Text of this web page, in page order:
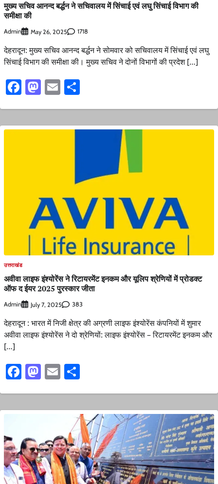
मुख्य सचिव आनन्द बर्द्धन ने सचिवालय में सिंचाई एवं लघु सिंचाई विभाग की
समीक्षा की
Admin May 26, 2025 1718
देहरादून: मुख्य सचिव आनन्द बर्द्धन ने सोमवार को सचिवालय में सिंचाई एवं लघु
सिंचाई विभाग की समीक्षा की। मुख्य सचिव ने दोनों विभागों की प्रदेश […]
Facebook
Mastodon
Email
उत्तराखंड
अवीवा लाइफ इंश्योरेंस ने रिटायरमेंट इनकम और यूलिप श्रेणियों में प्रोडक्ट
ऑफ द ईयर 2025 पुरस्कार जीता
Admin July 7, 2025 383
देहरादून : भारत में निजी क्षेत्र की अग्रणी लाइफ इंश्योरेंस कंपनियों में शुमार
अवीवा लाइफ इंश्योरेंस ने दो श्रेणियों: लाइफ इंश्योरेंस – रिटायरमेंट इनकम और
[…]
Facebook
Mastodon
Email